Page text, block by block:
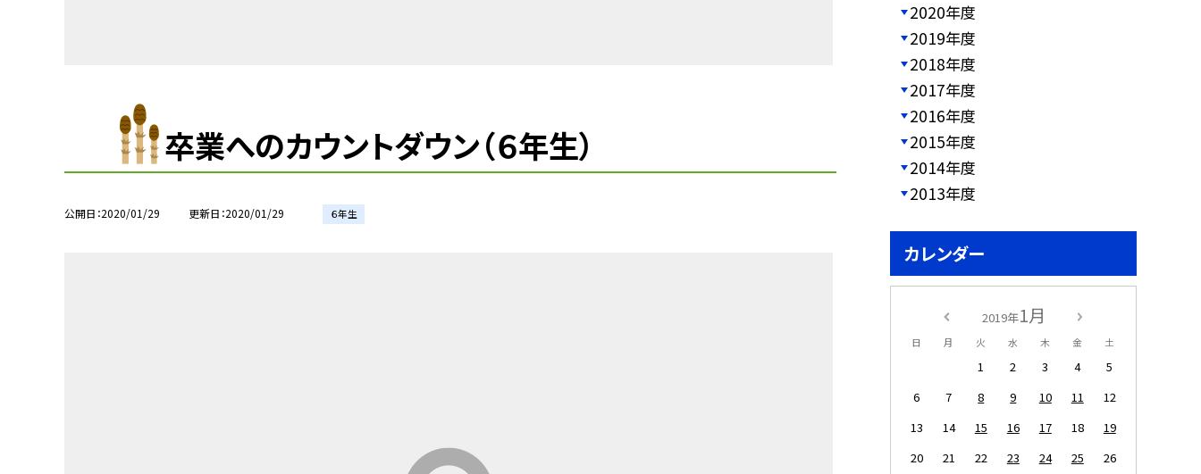
卒業へのカウントダウン（６年生）
公開日 2020/01/29 更新日 2020/01/29 ６年生
2020年度
2019年度
2018年度
2017年度
2016年度
2015年度
2014年度
2013年度
カレンダー
2019年1月
日 月 火 水 木 金 土
1 2 3 4
5
6
7 8 9 10 11
12
13
14 15 16 17 18
19
20
21 22 23 24 25 26